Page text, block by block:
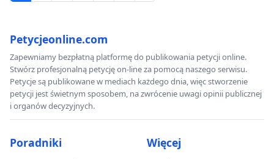
Petycjeonline.com
Zapewniamy bezpłatną platformę do publikowania petycji online.
Stwórz profesjonalną petycję on-line za pomocą naszego serwisu.
Petycje są publikowane w mediach każdego dnia, więc stworzenie
petycji jest świetnym sposobem, na zwrócenie uwagi opinii publicznej
i organów decyzyjnych.
Poradniki Więcej